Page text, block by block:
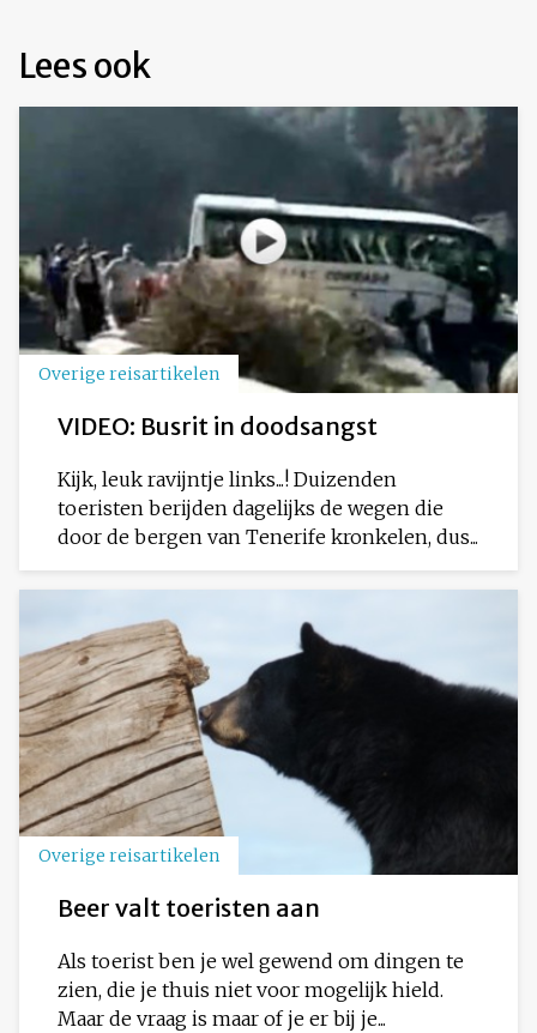
Lees ook
Overige reisartikelen
VIDEO: Busrit in doodsangst
Kijk, leuk ravijntje links...! Duizenden
toeristen berijden dagelijks de wegen die
door de bergen van Tenerife kronkelen, dus...
Overige reisartikelen
Beer valt toeristen aan
Als toerist ben je wel gewend om dingen te
zien, die je thuis niet voor mogelijk hield.
Maar de vraag is maar of je er bij je...